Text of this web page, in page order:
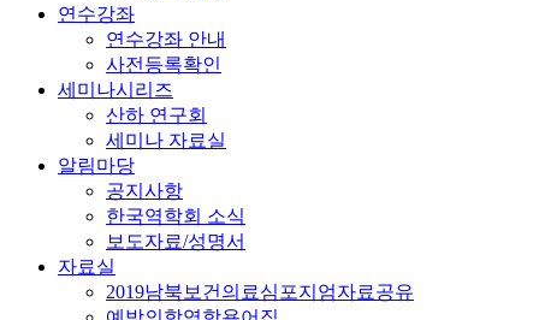
연수강좌
연수강좌 안내
사전등록확인
세미나시리즈
산하 연구회
세미나 자료실
알림마당
공지사항
한국역학회 소식
보도자료/성명서
자료실
2019남북보건의료심포지엄자료공유